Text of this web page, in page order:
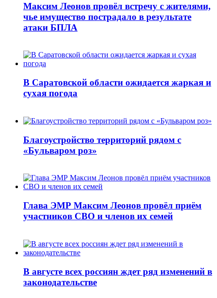
Максим Леонов провёл встречу с жителями,
чье имущество пострадало в результате
атаки БПЛА
В Саратовской области ожидается жаркая и
сухая погода
Благоустройство территорий рядом с
«Бульваром роз»
Глава ЭМР Максим Леонов провёл приём
участников СВО и членов их семей
В августе всех россиян ждет ряд изменений в
законодательстве